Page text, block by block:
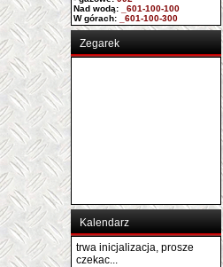
Nad wodą: _601-100-100
W górach: _601-100-300
Zegarek
Kalendarz
trwa inicjalizacja, prosze
czekac...